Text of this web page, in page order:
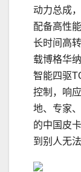
动力总成
配备高性
长时间高
载博格华
智能四驱
控制，响
地、专家
的中国皮
到别人无